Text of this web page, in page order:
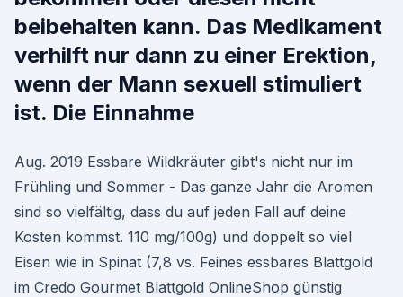
beibehalten kann. Das Medikament
verhilft nur dann zu einer Erektion,
wenn der Mann sexuell stimuliert
ist. Die Einnahme
Aug. 2019 Essbare Wildkräuter gibt's nicht nur im
Frühling und Sommer - Das ganze Jahr die Aromen
sind so vielfältig, dass du auf jeden Fall auf deine
Kosten kommst. 110 mg/100g) und doppelt so viel
Eisen wie in Spinat (7,8 vs. Feines essbares Blattgold
im Credo Gourmet Blattgold OnlineShop günstig